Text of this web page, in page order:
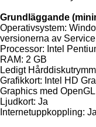
Grundläggande
Operativsystem:
versionerna av
Processor: Intel
RAM: 2 GB
Ledigt
Grafikkort: Intel HD
Graphics med OpenGL
Ljudkort: Ja
Internetuppkoppling: Ja